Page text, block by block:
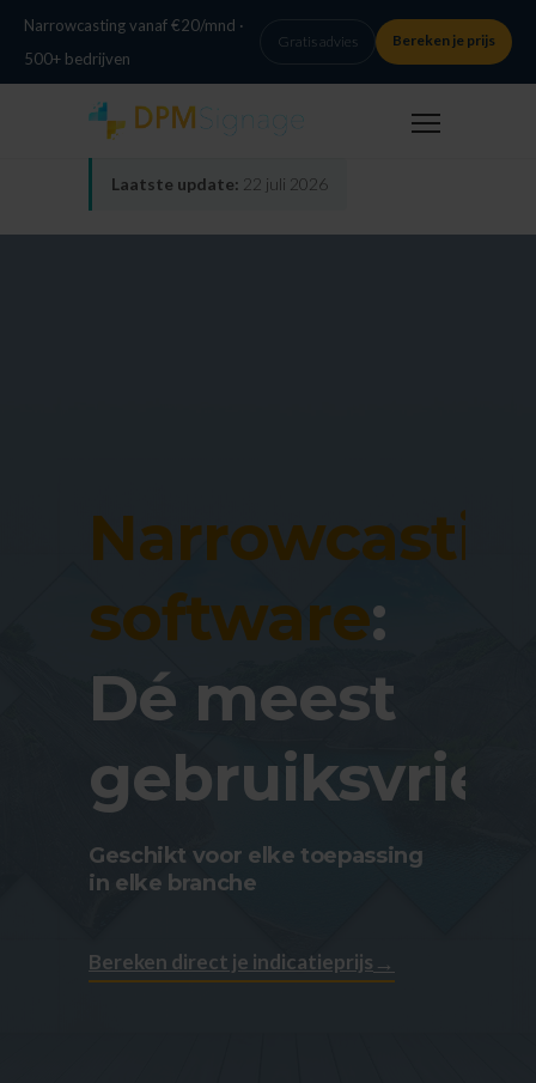
Narrowcasting vanaf €20/mnd ·
500+ bedrijven
Gratis advies Bereken je prijs
Laatste update: 22 juli 2026
software:
Dé meest
Geschikt voor elke toepassing
in elke branche
Bereken direct je indicatieprijs →